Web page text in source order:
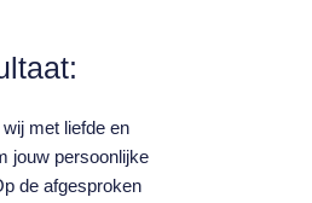
met liefde en
jouw persoonlijke
de afgesproken